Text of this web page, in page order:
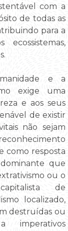
com a
de todas as
para a
e a
exige uma
e aos seus
de existir
não sejam
como resposta
que
ou o
de
localizado,
destruídas ou
imperativos